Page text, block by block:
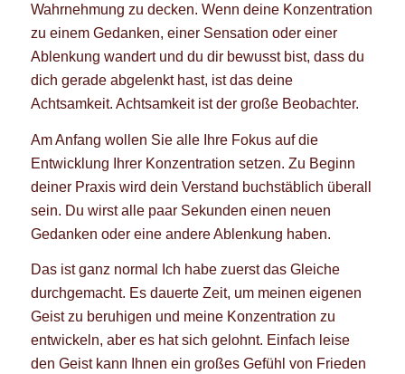
Wahrnehmung zu decken. Wenn deine Konzentration
zu einem Gedanken, einer Sensation oder einer
Ablenkung wandert und du dir bewusst bist, dass du
dich gerade abgelenkt hast, ist das deine
Achtsamkeit. Achtsamkeit ist der große Beobachter.
Am Anfang wollen Sie alle Ihre Fokus auf die
Entwicklung Ihrer Konzentration setzen. Zu Beginn
deiner Praxis wird dein Verstand buchstäblich überall
sein. Du wirst alle paar Sekunden einen neuen
Gedanken oder eine andere Ablenkung haben.
Das ist ganz normal Ich habe zuerst das Gleiche
durchgemacht. Es dauerte Zeit, um meinen eigenen
Geist zu beruhigen und meine Konzentration zu
entwickeln, aber es hat sich gelohnt. Einfach leise
den Geist kann Ihnen ein großes Gefühl von Frieden